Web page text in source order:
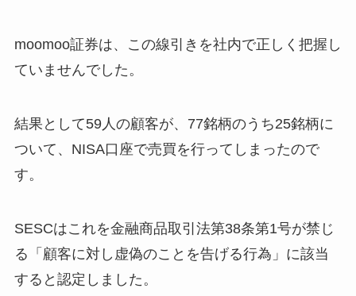
moomoo証券は、この線引きを社内で正しく把握し
ていませんでした。
結果として59人の顧客が、77銘柄のうち25銘柄に
ついて、NISA口座で売買を行ってしまったので
す。
SESCはこれを金融商品取引法第38条第1号が禁じ
る「顧客に対し虚偽のことを告げる行為」に該当
すると認定しました。